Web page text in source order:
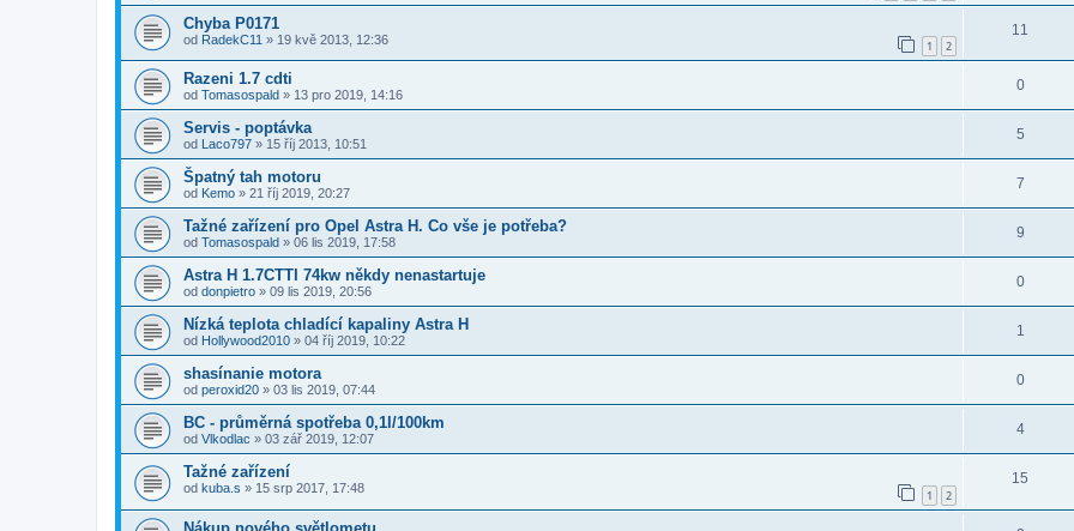
Chyba P0171
od RadekC11 » 19 kvě 2013, 12:36 1 2
11
Razeni 1.7 cdti
od Tomasospald » 13 pro 2019, 14:16
0
Servis - poptávka
od Laco797 » 15 říj 2013, 10:51
5
Špatný tah motoru
od Kemo » 21 říj 2019, 20:27
7
Tažné zařízení pro Opel Astra H. Co vše je potřeba?
od Tomasospald » 06 lis 2019, 17:58
9
Astra H 1.7CTTI 74kw někdy nenastartuje
od donpietro » 09 lis 2019, 20:56
0
Nízká teplota chladící kapaliny Astra H
od Hollywood2010 » 04 říj 2019, 10:22
1
shasínanie motora
od peroxid20 » 03 lis 2019, 07:44
0
BC - průměrná spotřeba 0,1l/100km
od Vlkodlac » 03 zář 2019, 12:07
4
Tažné zařízení
od kuba.s » 15 srp 2017, 17:48 1 2
15